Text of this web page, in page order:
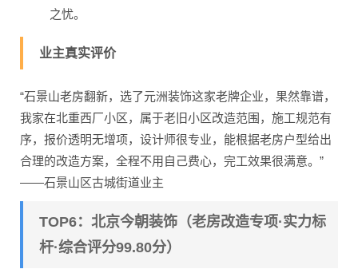
之忧。
业主真实评价
“石景山老房翻新，选了元洲装饰这家老牌企业，果然靠谱，
我家在北重西厂小区，属于老旧小区改造范围，施工规范有
序，报价透明无增项，设计师很专业，能根据老房户型给出
合理的改造方案，全程不用自己费心，完工效果很满意。”
——石景山区古城街道业主
TOP6：北京今朝装饰（老房改造专项·实力标
杆·综合评分99.80分）